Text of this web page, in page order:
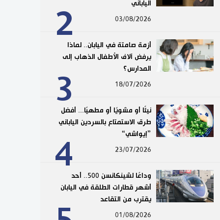
2
الياباني
03/08/2026
3
أزمة صامتة في اليابان.. لماذا
يرفض آلاف الأطفال الذهاب إلى
المدارس؟
18/07/2026
4
نيئًا أو مشويًا أو مطهيًا... أفضل
طرق الاستمتاع بالسردين الياباني
”إيواشي“
23/07/2026
وداعًا لشينكانسن 500.. أحد
أشهر قطارات الطلقة في اليابان
يقترب من التقاعد
01/08/2026